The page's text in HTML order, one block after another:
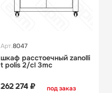
Арт.8047
шкаф расстоечный zanolli
t polis 2/cl 3mc
под заказ
262 274 ₽